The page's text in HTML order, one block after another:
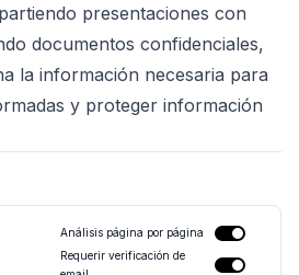
presentaciones con
documentos confidenciales,
la información necesaria para
y proteger información
Análisis página por página
Requerir verificación de